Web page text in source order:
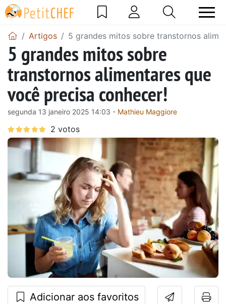
Artigos 5 grandes mitos sobre transtornos
5 grandes mitos sobre
transtornos alimentares que
você precisa conhecer!
segunda 13 janeiro 2025 14:03 - Mathieu Maggiore
Adicionar aos favoritos